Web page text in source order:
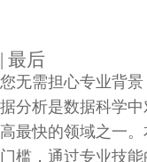
| 最后
您无需担心专业背
据分析是数据科学
高最快的领域之一
门槛，通过专业技